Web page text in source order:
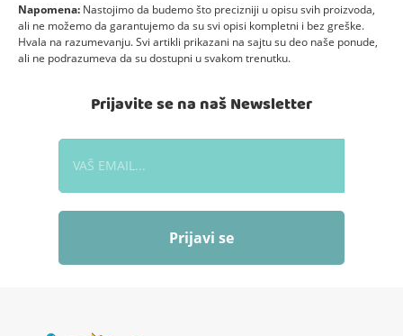
Napomena: Nastojimo da budemo što precizniji u opisu svih proizvoda,
ali ne možemo da garantujemo da su svi opisi kompletni i bez greške.
Hvala na razumevanju. Svi artikli prikazani na sajtu su deo naše ponude,
ali ne podrazumeva da su dostupni u svakom trenutku.
Prijavite se na naš Newsletter
Prijavi se